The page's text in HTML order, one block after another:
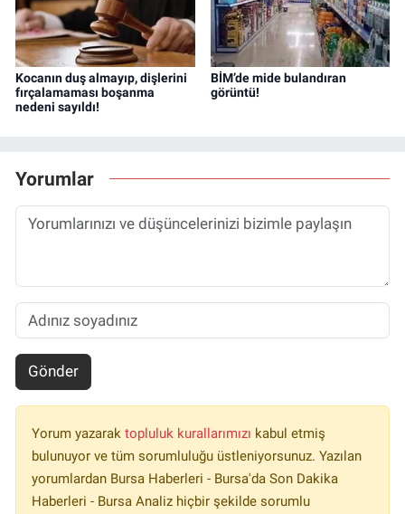
Kocanın duş almayıp, dişlerini
fırçalamaması boşanma
nedeni sayıldı!
BİM’de mide bulandıran
görüntü!
Yorumlar
Gönder
Yorum yazarak topluluk kurallarımızı kabul etmiş
bulunuyor ve tüm sorumluluğu üstleniyorsunuz. Yazılan
yorumlardan Bursa Haberleri - Bursa'da Son Dakika
Haberleri - Bursa Analiz hiçbir şekilde sorumlu